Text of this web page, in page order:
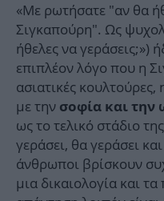
«Με ρωτήσατε "αν θα
Σιγκαπούρη". Ως
ήθελες να γεράσεις;»)
επιπλέον λόγο που η
ασιατικές κουλτούρες,
με την σοφία και την
ως το τελικό στάδιο
γεράσει, θα γεράσει
άνθρωποι βρίσκουν
μια δικαιολογία και